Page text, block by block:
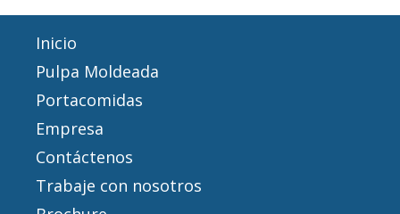
Inicio
Pulpa Moldeada
Portacomidas
Empresa
Contáctenos
Trabaje con nosotros